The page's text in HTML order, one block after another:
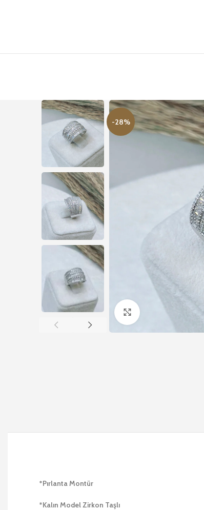
-28%
*Pırlanta Montür
*Kalın Model Zirkon Taşlı